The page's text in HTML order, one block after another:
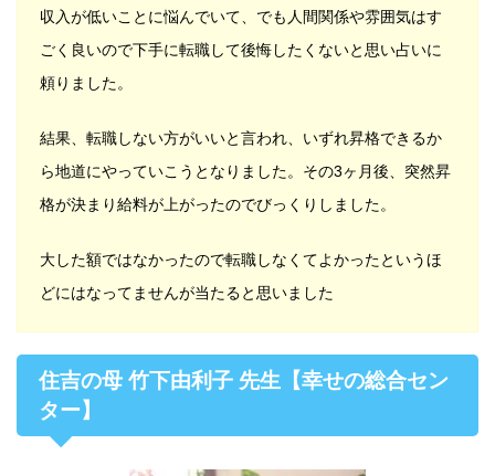
収入が低いことに悩んでいて、でも人間関係や雰囲気はす
ごく良いので下手に転職して後悔したくないと思い占いに
頼りました。
結果、転職しない方がいいと言われ、いずれ昇格できるか
ら地道にやっていこうとなりました。その3ヶ月後、突然昇
格が決まり給料が上がったのでびっくりしました。
大した額ではなかったので転職しなくてよかったというほ
どにはなってませんが当たると思いました
住吉の母 竹下由利子 先生【幸せの総合セン
ター】